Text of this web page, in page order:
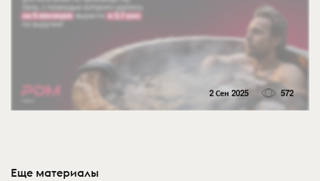
2 Сен 2025 572
Еще материалы